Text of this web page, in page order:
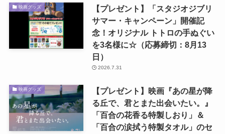
映画グッズ
【プレゼント】「スタジオジブリ
サマー・キャンペーン」開催記
念！オリジナル トトロの手ぬぐい
を3名様に☆（応募締切：8月13
日）
2026.7.31
映画グッズ
【プレゼント】映画『あの星が降
る丘で、君とまた出会いたい。』
「百合の花香る特製しおり」＆
「百合の涙拭う特製タオル」のセ